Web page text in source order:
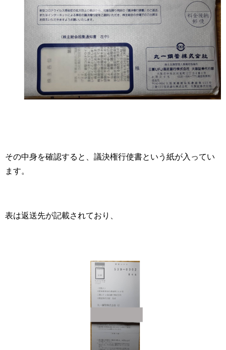
その中身を確認すると、議決権行使書という紙が入ってい
ます。
表は返送先が記載されており、